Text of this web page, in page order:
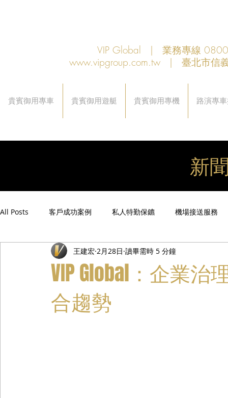
VIP Global | 業務專線
www.vipgroup.com.tw | 臺北市信
貴賓御用專車 貴賓御用遊艇 貴賓御用專機 路演專
新
All Posts 客戶成功案例 私人特勤保鑣 機場接送服務
禮遇通關服務 主管專業司機 活動禮賓接待
VIP Global：企業
合趨勢
王建宏 2月28日 讀畢需時 5 分鐘